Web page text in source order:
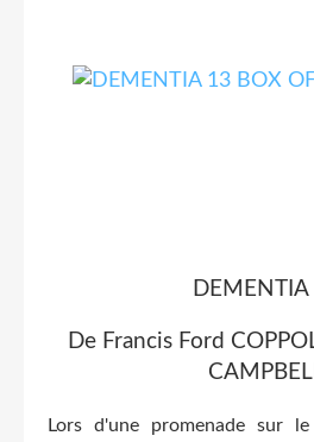
DEMENTIA
De Francis Ford
Lors d'une promenade sur